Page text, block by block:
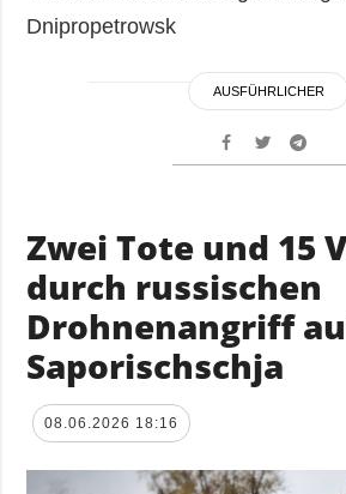
Dnipropetrowsk
AUSFÜHRLICHER
Zwei Tote und 15
durch russischen
Drohnenangriff
Saporischschja
08.06.2026 18:16